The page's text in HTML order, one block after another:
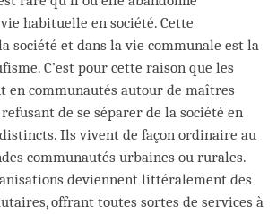
habituelle en société. Cette
société et dans la vie communale est la
C’est pour cette raison que les
en communautés autour de maîtres
de se séparer de la société en
Ils vivent de façon ordinaire au
communautés urbaines ou rurales.
deviennent littéralement des
offrant toutes sortes de services à